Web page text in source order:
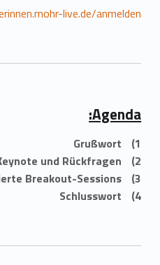
live.de/anmelden
Agenda:
Grußwort
und Rückfragen
Breakout-Sessions
Schlusswort